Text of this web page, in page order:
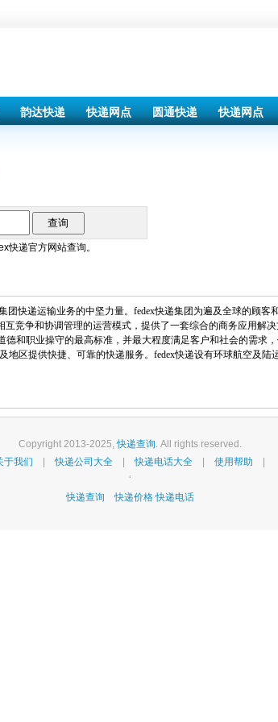
韵达快递 快递网点 圆通快递 快递网点
快递官方网站查询。
团快递运输业务的中坚力量。fedex快递集团为遍及全球的顾
竞争和协调管理的运营模式，提供了一套综合的商务应用解
和职业操守的最高标准，并最大程度满足客户和社会的需求
地区提供快捷、可靠的快递服务。fedex快递设有环球航空及
Copyright 2013-2025,快递查询. All rights reserved.
于我们 |快递公司大全 |快递电话大全 使用帮助
‘
快递查询
快递价格快递电话